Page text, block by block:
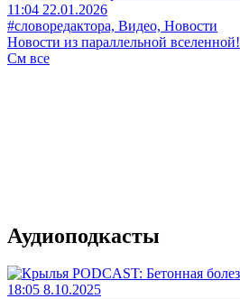
11:04 22.01.2026
#словоредактора, Видео, Новости
Новости из параллельной вселенной!
См все
Аудиоподкасты
18:05 8.10.2025